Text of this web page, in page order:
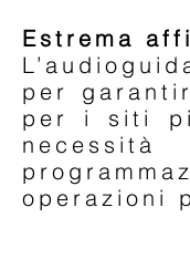
Estrema
per
per i siti
operazioni